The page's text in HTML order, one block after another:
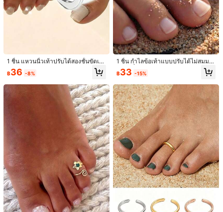
1/6
฿109
2 ชิ้น แหวนเปิดนิ้วเท้าสไตล์วินเทจแบบเก่า โซ่เงินโบราณ สำหรับผู้
หญิง ใส่ไปเที่ยวทะเล ปาร์ตี้ฤดูร้อน
จัดส่งถึง Thailand
Free Shipping
ประมาณวันจัดส่ง:4-7 วันทำการ
1 ชิ้น แหวนนิ้วเท้าปรับได้สองชั้นขัดเงา
เหมาะสำหรับผู้หญิง แท้ 0.08 ออนซ์ ไม่
ก่อให้เกิดอาการแพ้ เหมาะสำหรับวันห
จำวัน สไตล์มินิมอล
฿36 -8%
1 ชิ้น กำไลข้อเท้าแบบปรับได้ไม่สมมา
ตร, เครื่องประดับรีสอร์ทชายหาดยอดนิ
ยมสำหรับผู้หญิง, เหมาะสำหรับวันหยุด
อกเดท, ของขวัญฤดูร้อนที่ดีที่สุดสำหรับ
เธอ, ของขวัญที่ยอดเยี่ยม
฿33 -15%